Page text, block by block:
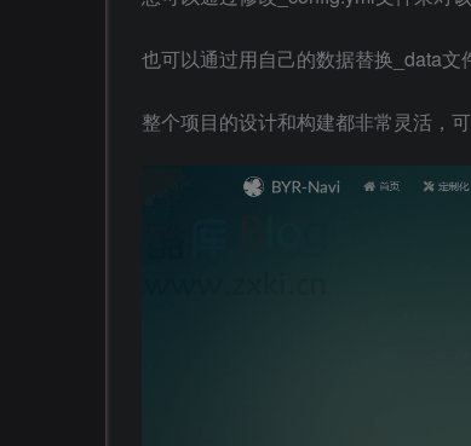
也可以通过用自己的数据替换_data
整个项目的设计和构建都非常灵活，